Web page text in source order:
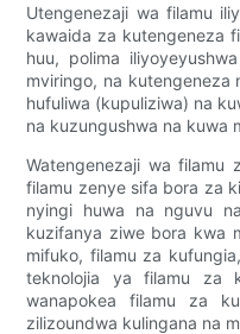
Utengenezaji wa filamu
kawaida za kutengeneza
huu, polima
mviringo, na kutengeneza
hufuliwa (kupuliziwa) na
na kuzungushwa na kuwa
Watengenezaji wa filamu
filamu zenye sifa bora za
nyingi huwa na nguvu
kuzifanya ziwe bora kwa
mifuko, filamu za
teknolojia ya filamu za
wanapokea filamu za
zilizoundwa kulingana na